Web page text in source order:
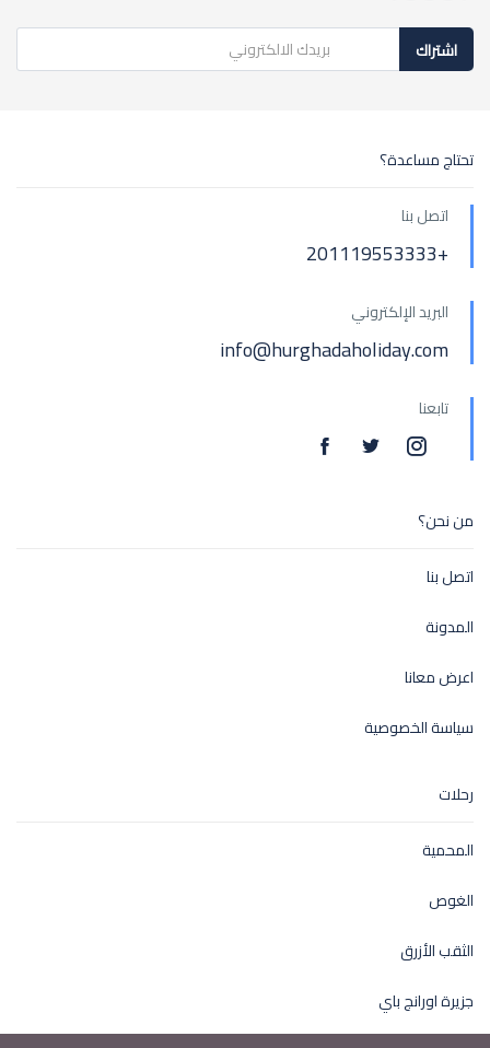
اشتراك
تحتاج مساعدة؟
اتصل بنا
+201119553333
البريد الإلكتروني
info@hurghadaholiday.com
تابعنا
من نحن؟
اتصل بنا
المدونة
اعرض معانا
سياسة الخصوصية
رحلات
المحمية
الغوص
الثقب الأزرق
جزيرة اورانج باي